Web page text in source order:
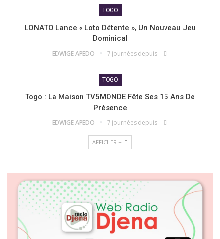
TOGO
LONATO Lance « Loto Détente », Un Nouveau Jeu
Dominical
EDWIGE APEDO 7 journées depuis
TOGO
Togo : La Maison TV5MONDE Fête Ses 15 Ans De
Présence
EDWIGE APEDO 7 journées depuis
AFFICHER +